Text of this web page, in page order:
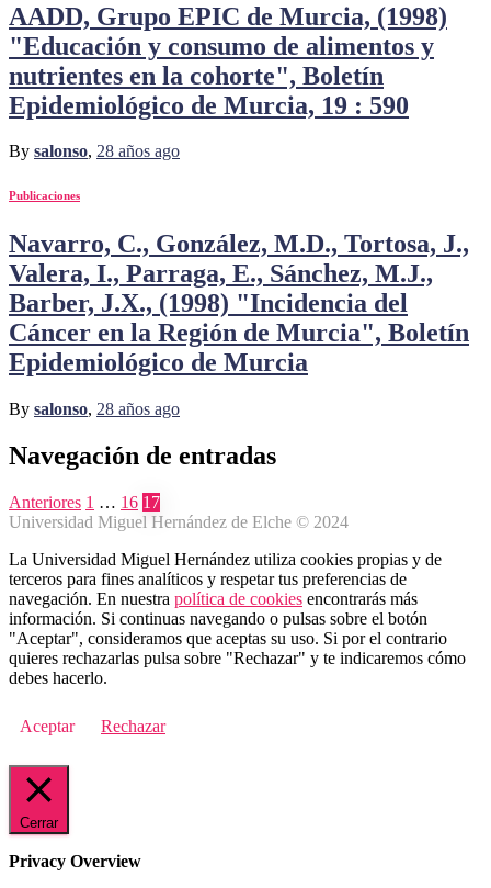
AADD, Grupo EPIC de Murcia, (1998)
"Educación y consumo de alimentos y
nutrientes en la cohorte", Boletín
Epidemiológico de Murcia, 19 : 590
By salonso, 28 años ago
Publicaciones
Navarro, C., González, M.D., Tortosa, J.,
Valera, I., Parraga, E., Sánchez, M.J.,
Barber, J.X., (1998) "Incidencia del
Cáncer en la Región de Murcia", Boletín
Epidemiológico de Murcia
By salonso, 28 años ago
Navegación de entradas
Anteriores 1 … 16 17
Universidad Miguel Hernández de Elche © 2024
La Universidad Miguel Hernández utiliza cookies propias y de
terceros para fines analíticos y respetar tus preferencias de
navegación. En nuestra política de cookies encontrarás más
información. Si continuas navegando o pulsas sobre el botón
"Aceptar", consideramos que aceptas su uso. Si por el contrario
quieres rechazarlas pulsa sobre "Rechazar" y te indicaremos cómo
debes hacerlo.
Aceptar Rechazar
Cerrar
Privacy Overview